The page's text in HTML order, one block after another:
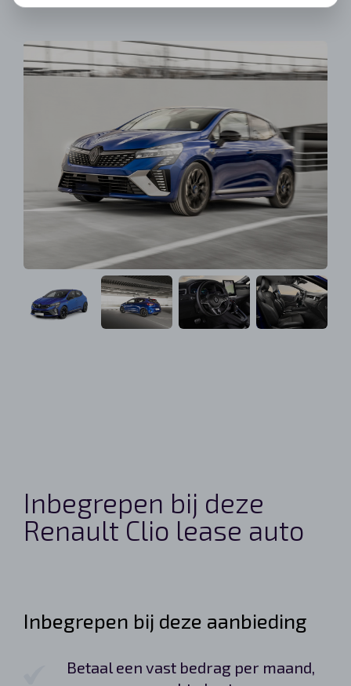
Inbegrepen bij deze
Renault Clio lease auto
Inbegrepen bij deze aanbieding
Betaal een vast bedrag per maand,